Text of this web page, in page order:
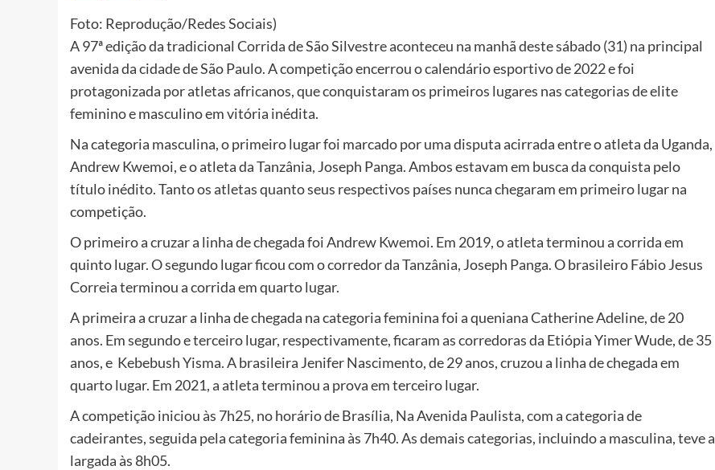
Foto: Reprodução/Redes Sociais)
A 97ª edição da tradicional Corrida de São Silvestre aconteceu na manhã deste sábado (31) na principal
avenida da cidade de São Paulo. A competição encerrou o calendário esportivo de 2022 e foi
protagonizada por atletas africanos, que conquistaram os primeiros lugares nas categorias de elite
feminino e masculino em vitória inédita.
Na categoria masculina, o primeiro lugar foi marcado por uma disputa acirrada entre o atleta da Uganda,
Andrew Kwemoi, e o atleta da Tanzânia, Joseph Panga. Ambos estavam em busca da conquista pelo
título inédito. Tanto os atletas quanto seus respectivos países nunca chegaram em primeiro lugar na
competição.
O primeiro a cruzar a linha de chegada foi Andrew Kwemoi. Em 2019, o atleta terminou a corrida em
quinto lugar. O segundo lugar ficou com o corredor da Tanzânia, Joseph Panga. O brasileiro Fábio Jesus
Correia terminou a corrida em quarto lugar.
A primeira a cruzar a linha de chegada na categoria feminina foi a queniana Catherine Adeline, de 20
anos. Em segundo e terceiro lugar, respectivamente, ficaram as corredoras da Etiópia Yimer Wude, de 35
anos, e Kebebush Yisma. A brasileira Jenifer Nascimento, de 29 anos, cruzou a linha de chegada em
quarto lugar. Em 2021, a atleta terminou a prova em terceiro lugar.
A competição iniciou às 7h25, no horário de Brasília, Na Avenida Paulista, com a categoria de
cadeirantes, seguida pela categoria feminina às 7h40. As demais categorias, incluindo a masculina, teve a
largada às 8h05.